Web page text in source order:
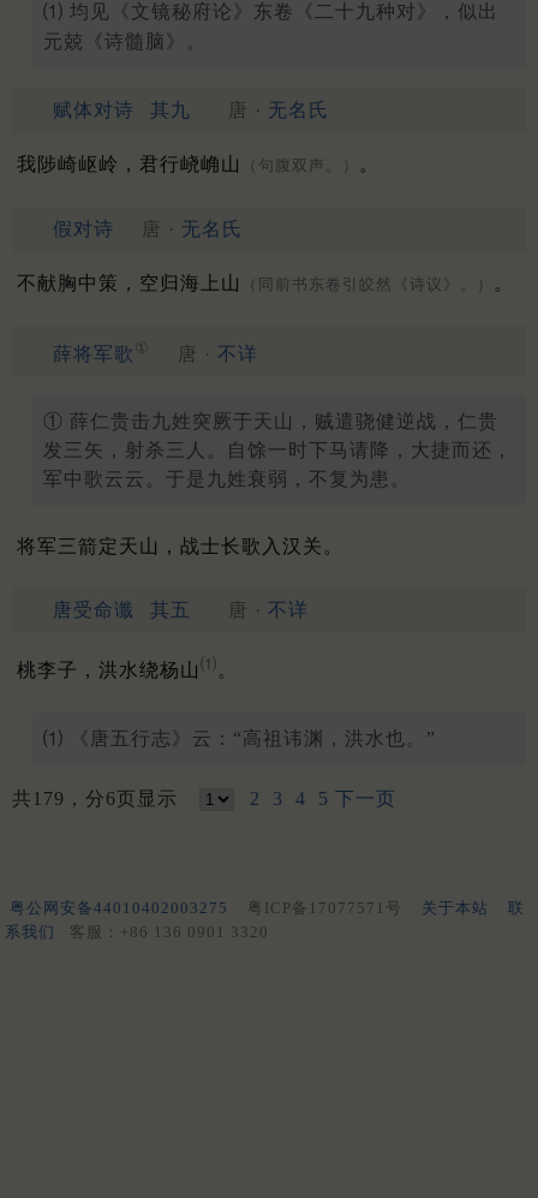
⑴ 均见《文镜秘府论》东卷《二十九种对》，似出
元兢《诗髓脑》。
赋体对诗 其九 唐 · 无名氏
我陟崎岖岭，君行峣崅山 （句腹双声。） 。
假对诗 唐 · 无名氏
不献胸中策，空归海上山 （同前书东卷引皎然《诗议》。） 。
薛将军歌 ① 唐 · 不详
① 薛仁贵击九姓突厥于天山，贼遣骁健逆战，仁贵
发三矢，射杀三人。自馀一时下马请降，大捷而还，
军中歌云云。于是九姓衰弱，不复为患。
将军三箭定天山，战士长歌入汉关。
唐受命谶 其五 唐 · 不详
桃李子，洪水绕杨山 ⑴ 。
⑴ 《唐五行志》云：“高祖讳渊，洪水也。”
共179，分6页显示 2 3 4 5 下一页
粤公网安备44010402003275 粤ICP备17077571号 关于本站
联
系我们
客服：+86 136 0901 3320